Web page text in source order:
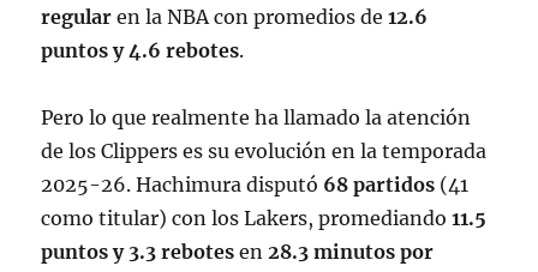
regular en la NBA con promedios de12.6
puntos y 4.6 rebotes.
Pero lo que realmente ha llamado la atención
de los Clippers es su evolución en la temporada
2025-26. Hachimura disputó 68 partidos (41
como titular) con los Lakers, promediando11.5
puntos y 3.3 rebotes en28.3 minutos por